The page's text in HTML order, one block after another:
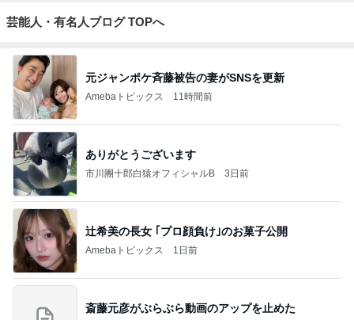
芸能人・有名人ブログ TOPへ
元ジャンポケ斉藤被告の妻がSNSを更新
Amebaトピックス 11時間前
ありがとうございます
市川團十郎白猿オフィシャルB 3日前
辻希美の長女 ｢プロ顔負け｣のお菓子公開
Amebaトピックス 1日前
斎藤元彦がぶらぶら動画のアップを止めた